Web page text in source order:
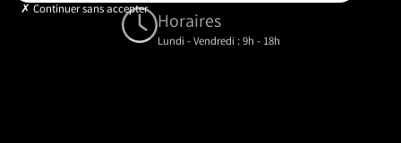
Horaires
Lundi - Vendredi : 9h - 18h
Continuer sans accepter